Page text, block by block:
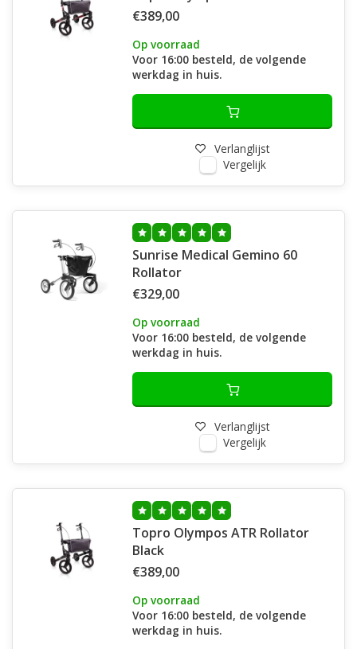
€389,00
Op voorraad
Voor 16:00 besteld, de volgende
werkdag in huis.
Verlanglijst
Vergelijk
Sunrise Medical Gemino 60
Rollator
€329,00
Op voorraad
Voor 16:00 besteld, de volgende
werkdag in huis.
Verlanglijst
Vergelijk
Topro Olympos ATR Rollator
Black
€389,00
Op voorraad
Voor 16:00 besteld, de volgende
werkdag in huis.